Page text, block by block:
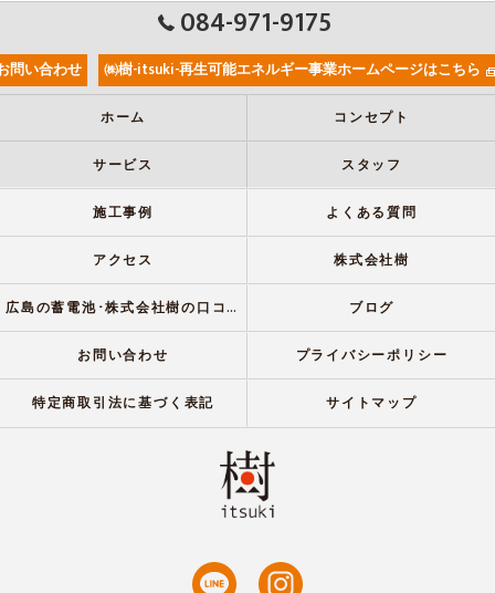
084-971-9175
問い合わせ ㈱樹-itsuki-再生可能エネルギー事業ホームページはこちら
ホーム コンセプト
サービス スタッフ
施工事例 よくある質問
アクセス 株式会社樹
広島の蓄電池･株式会社樹の口コミ情報 ブログ
お問い合わせ プライバシーポリシー
特定商取引法に基づく表記 サイトマップ